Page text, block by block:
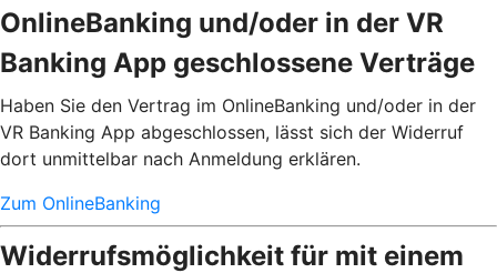
OnlineBanking und/oder in der VR
Banking App geschlossene Verträge
Haben Sie den Vertrag im OnlineBanking und/oder in der
VR Banking App abgeschlossen, lässt sich der Widerruf
dort unmittelbar nach Anmeldung erklären.
Zum OnlineBanking
Widerrufsmöglichkeit für mit einem